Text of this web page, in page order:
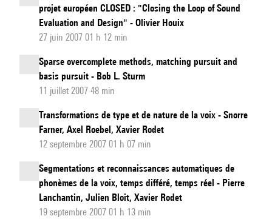
projet européen CLOSED : "Closing the Loop of Sound
Evaluation and Design" - Olivier Houix
27 juin 2007 01 h 12 min
Sparse overcomplete methods, matching pursuit and
basis pursuit - Bob L. Sturm
11 juillet 2007 48 min
Transformations de type et de nature de la voix - Snorre
Farner, Axel Roebel, Xavier Rodet
12 septembre 2007 01 h 07 min
Segmentations et reconnaissances automatiques de
phonèmes de la voix, temps différé, temps réel - Pierre
Lanchantin, Julien Bloit, Xavier Rodet
19 septembre 2007 01 h 13 min